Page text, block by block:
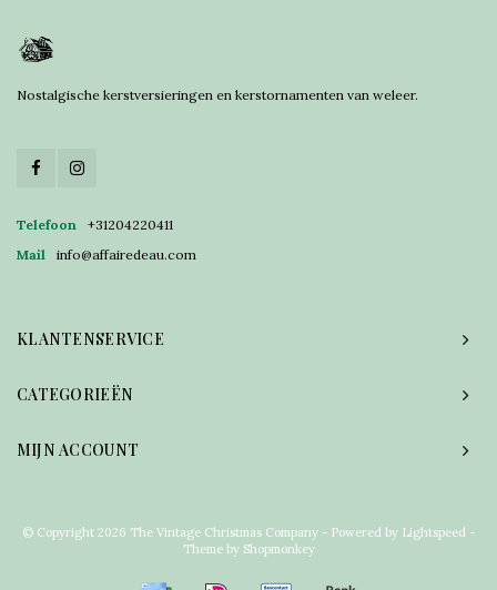
Nostalgische kerstversieringen en kerstornamenten van weleer.
Telefoon
+31204220411
Mail
info@affairedeau.com
KLANTENSERVICE
CATEGORIEËN
MIJN ACCOUNT
© Copyright 2026 The Vintage Christmas Company - Powered by Lightspeed -
Theme by Shopmonkey